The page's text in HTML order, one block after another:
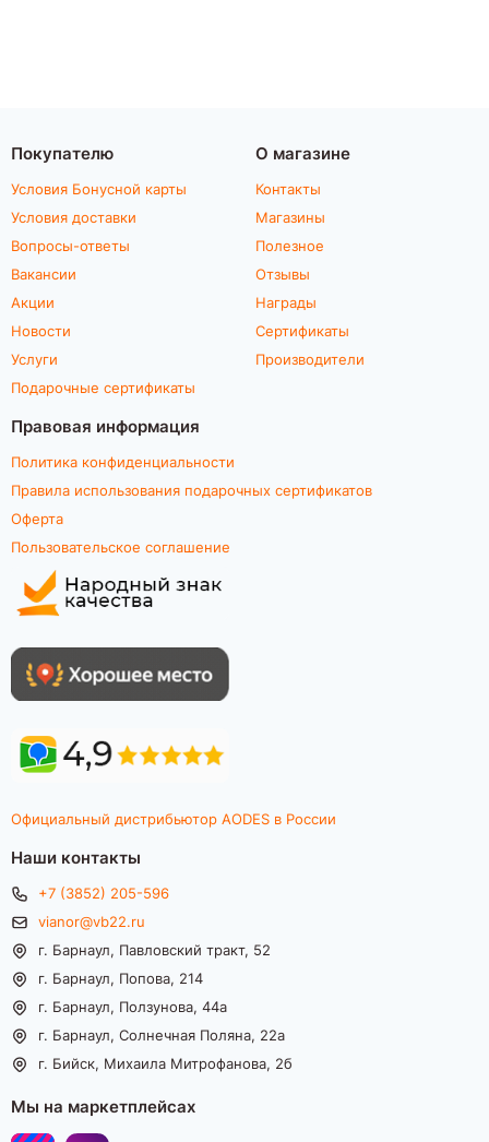
Покупателю
Условия Бонусной карты
Условия доставки
Вопросы-ответы
Вакансии
Акции
Новости
Услуги
Подарочные сертификаты
О магазине
Контакты
Магазины
Полезное
Отзывы
Награды
Сертификаты
Производители
Правовая информация
Политика конфиденциальности
Правила использования подарочных сертификатов
Оферта
Пользовательское соглашение
Официальный дистрибьютор AODES в России
Наши контакты
+7 (3852) 205-596
vianor@vb22.ru
г. Барнаул, Павловский тракт, 52
г. Барнаул, Попова, 214
г. Барнаул, Ползунова, 44а
г. Барнаул, Солнечная Поляна, 22а
г. Бийск, Михаила Митрофанова, 2б
Мы на маркетплейсах